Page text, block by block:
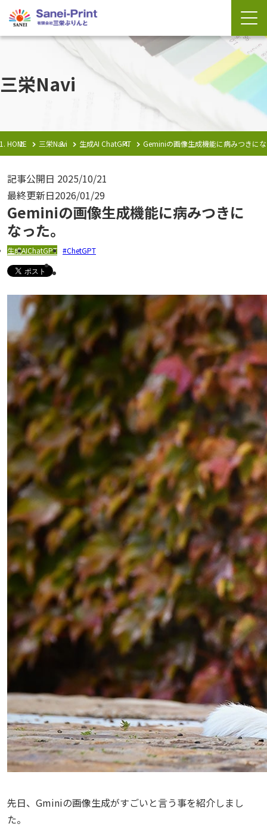
三栄Navi
HOME 三栄Navi 生成AI ChatGPT Geminiの画像生成機能に病みつきに
記事公開日 2025/10/21
最終更新日2026/01/29
Geminiの画像生成機能に病みつきに
なった。
生成AIChatGPT ChetGPT
先日、Gminiの画像生成がすごいと言う事を紹介しまし
た。